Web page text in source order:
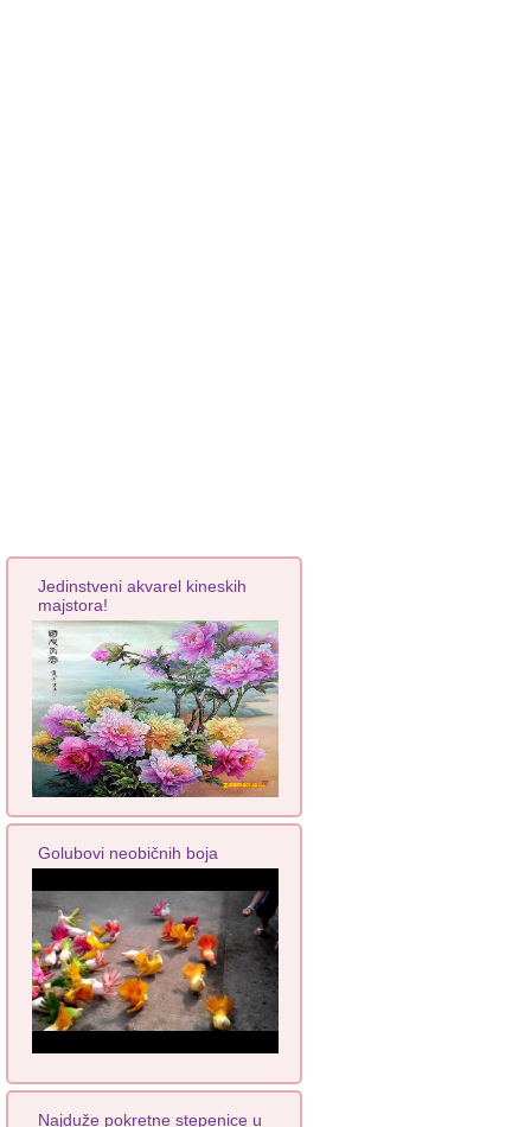
Jedinstveni akvarel kineskih
majstora!
Golubovi neobičnih boja
Najduže pokretne stepenice u